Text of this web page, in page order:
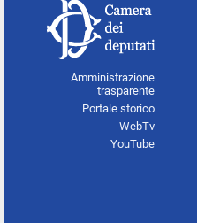
Amministrazione
trasparente
Portale storico
WebTv
YouTube